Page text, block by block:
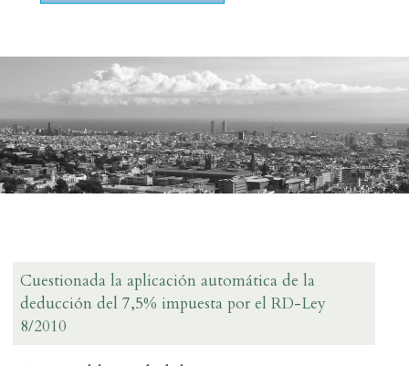
Cuestionada la aplicación automática de la
deducción del 7,5% impuesta por el RD-Ley
8/2010